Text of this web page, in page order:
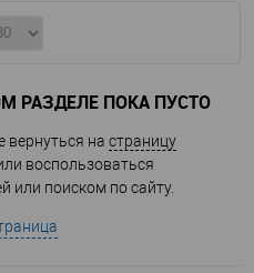
РАЗДЕЛЕ ПОКА ПУСТО
вернуться на страницу
воспользоваться
или поиском по сайту.